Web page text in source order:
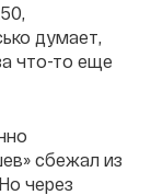
думает,
что-то еще
сбежал из
через